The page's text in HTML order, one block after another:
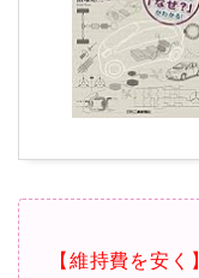
【維持費を安く】